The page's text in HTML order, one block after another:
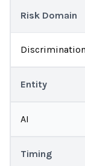
Risk Domain
Entity
AI
Timing